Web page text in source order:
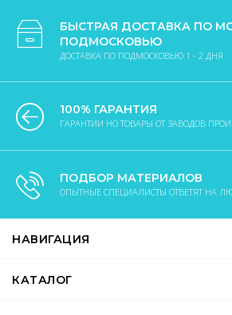
БЫСТРАЯ ДОСТАВКА ПО
ПОДМОСКОВЬЮ
ДОСТАВКА ПО ПОДМОСКОВЬЮ 1 - 2 ДНЯ
100% ГАРАНТИЯ
ГАРАНТИИ НО ТОВАРЫ ОТ ЗАВОДОВ
ПОДБОР МАТЕРИАЛОВ
ОПЫТНЫЕ СПЕЦИАЛИСТЫ ОТВЕТЯТ НА
НАВИГАЦИЯ
КАТАЛОГ